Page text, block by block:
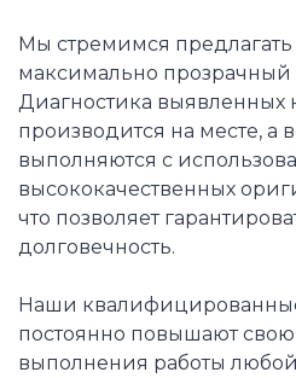
Мы стремимся
максимально
Диагностика выявленных
производится на месте, а
выполняются с
высококачественных
что позволяет
долговечность.
Наши
постоянно повышают
выполнения работы